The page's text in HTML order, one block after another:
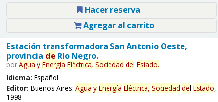
Hacer reserva
Agregar al carrito
Estación transformadora San Antonio Oeste,
provincia deRío Negro.
por Agua y Energía Eléctrica, Sociedad del Estado.
Idioma: Español
Editor: Buenos Aires: Agua y Energía Eléctrica, Sociedad del Estado,
1998